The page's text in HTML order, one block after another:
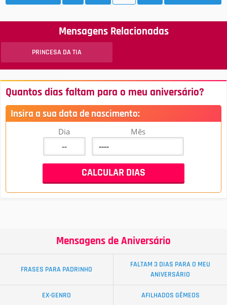
Mensagens Relacionadas
PRINCESA DA TIA
Quantos dias faltam para o meu aniversário?
Insira a sua data de nascimento:
Dia Mês
Mensagens de Aniversário
FRASES PARA PADRINHO
FALTAM 3 DIAS PARA O MEU
ANIVERSÁRIO
EX-GENRO AFILHADOS GÊMEOS